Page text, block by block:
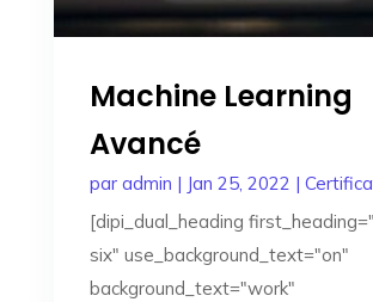
Machine Learning
Avancé
par admin | Jan 25, 2022 |
[dipi_dual_heading
six" use_background_text="on"
background_text="work"